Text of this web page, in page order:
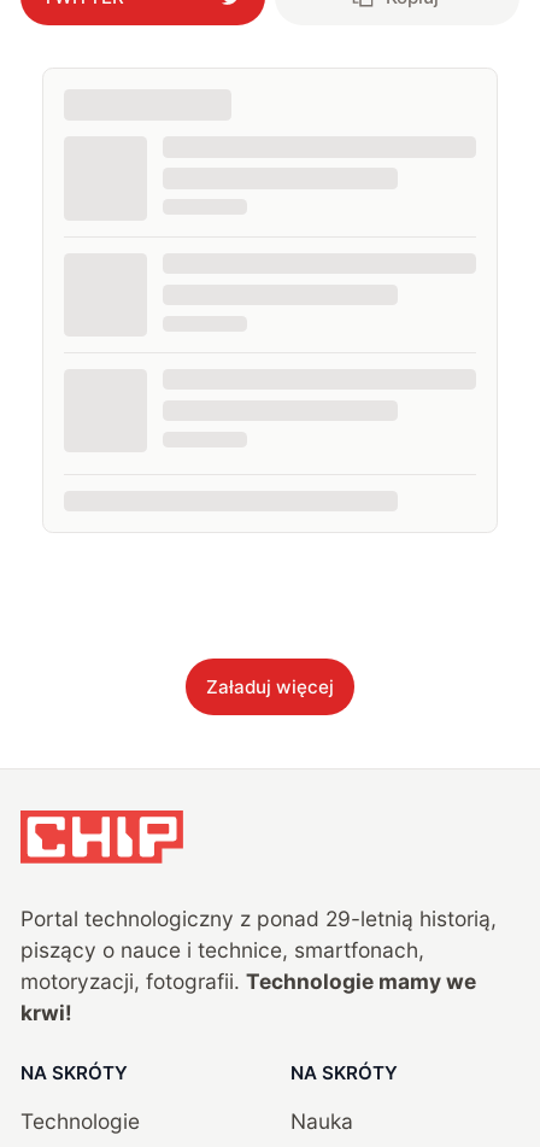
Załaduj więcej
Portal technologiczny z ponad 29-letnią historią,
piszący o nauce i technice, smartfonach,
motoryzacji, fotografii. Technologie mamy we
krwi!
NA SKRÓTY
Technologie
NA SKRÓTY
Nauka